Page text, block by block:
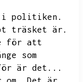
i politiken.
träsket är.
för att
som
är det...